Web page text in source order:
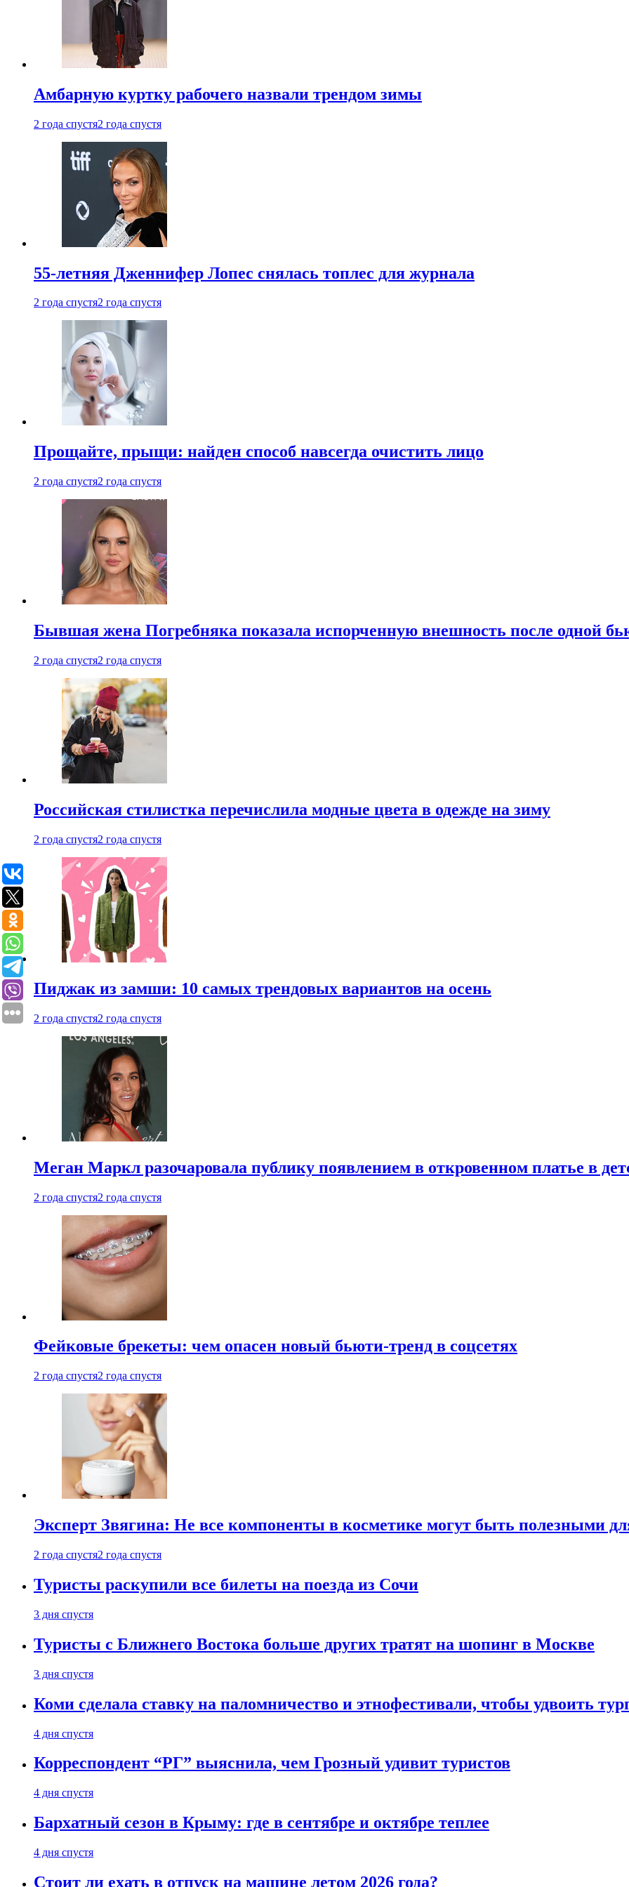
Амбарную куртку рабочего назвали трендом зимы
2 года спустя2 года спустя
55-летняя Дженнифер Лопес снялась топлес для журнала
2 года спустя2 года спустя
Прощайте, прыщи: найден способ навсегда очистить лицо
2 года спустя2 года спустя
Бывшая жена Погребняка показала испорченную внешность после одной
2 года спустя2 года спустя
Российская стилистка перечислила модные цвета в одежде на зиму
2 года спустя2 года спустя
Пиджак из замши: 10 самых трендовых вариантов на осень
2 года спустя2 года спустя
Меган Маркл разочаровала публику появлением в откровенном платье в
2 года спустя2 года спустя
Фейковые брекеты: чем опасен новый бьюти-тренд в соцсетях
2 года спустя2 года спустя
Эксперт Звягина: Не все компоненты в косметике могут быть полезными
2 года спустя2 года спустя
Туристы раскупили все билеты на поезда из Сочи
3 дня спустя
Туристы с Ближнего Востока больше других тратят на шопинг в Москве
3 дня спустя
Коми сделала ставку на паломничество и этнофестивали, чтобы удвоить
4 дня спустя
Корреспондент “РГ” выяснила, чем Грозный удивит туристов
4 дня спустя
Бархатный сезон в Крыму: где в сентябре и октябре теплее
4 дня спустя
Стоит ли ехать в отпуск на машине летом 2026 года?